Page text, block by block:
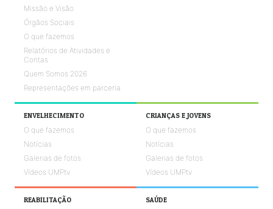
Missão e Visão
Órgãos Sociais
O que fazemos
Relatórios de Atividades e
Contas
Quem Somos 2026
Representações em parceria
ENVELHECIMENTO
O que fazemos
Notícias
Galerias de fotos
Vídeos UMPtv
CRIANÇAS E JOVENS
O que fazemos
Notícias
Galerias de fotos
Vídeos UMPtv
REABILITAÇÃO SAÚDE